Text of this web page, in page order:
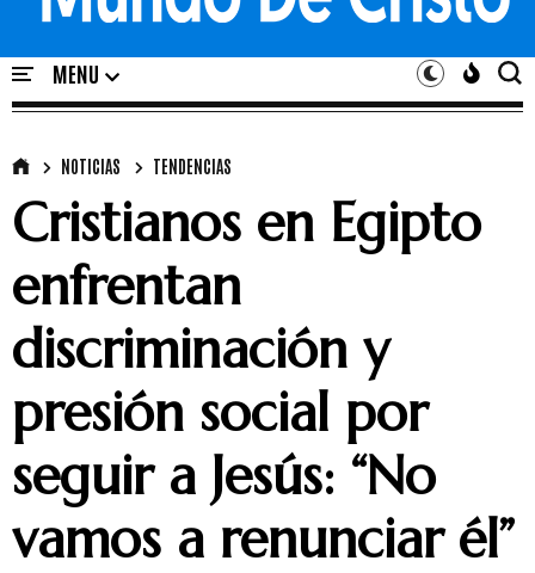
NOTICIAS TENDENCIAS
Cristianos en Egipto
enfrentan
discriminación y
presión social por
seguir a Jesús: “No
vamos a renunciar él”